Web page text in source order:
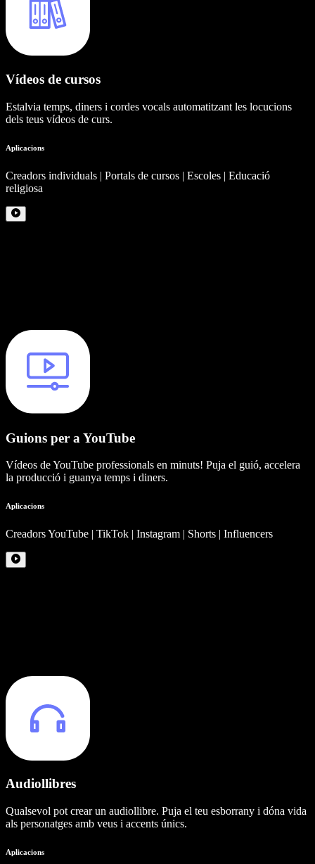
Vídeos de cursos
Estalvia temps, diners i cordes vocals automatitzant les locucions
dels teus vídeos de curs.
Aplicacions
Creadors individuals | Portals de cursos | Escoles | Educació
religiosa
Guions per a YouTube
Vídeos de YouTube professionals en minuts! Puja el guió, accelera
la producció i guanya temps i diners.
Aplicacions
Creadors YouTube | TikTok | Instagram | Shorts | Influencers
Audiollibres
Qualsevol pot crear un audiollibre. Puja el teu esborrany i dóna vida
als personatges amb veus i accents únics.
Aplicacions